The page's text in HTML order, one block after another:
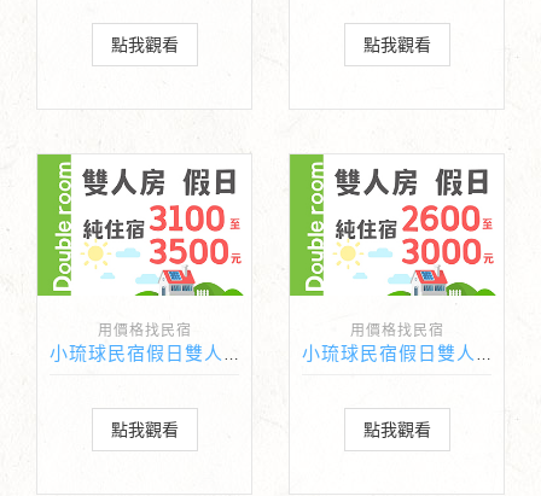
點我觀看 點我觀看
用價格找民宿
點我觀看
用價格找民宿
點我觀看